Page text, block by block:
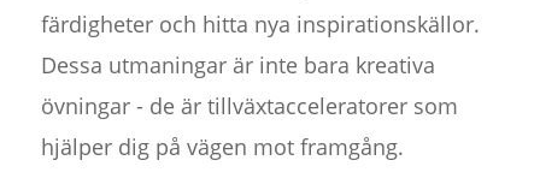
färdigheter och hitta nya inspirationskällor.
Dessa utmaningar är inte bara kreativa
övningar - de är tillväxtacceleratorer som
hjälper dig på vägen mot framgång.